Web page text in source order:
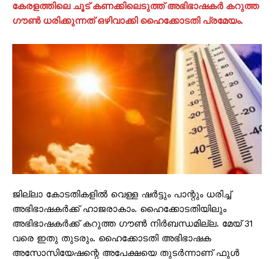
കേരളത്തിലെ ചൂട് കണക്കിലെടുത്ത് അഭിഭാഷകർ കറുത്ത
ഗൗൺ ധരിക്കുന്നത് ഒഴിവാക്കി ഹൈക്കോടതി പ്രമേയം.
ജില്ലാ കോടതികളിൽ വെള്ള ഷർട്ടും പാന്റും ധരിച്ച്
അഭിഭാഷകർക്ക് ഹാജരാകാം. ഹൈക്കോടതിയിലും
അഭിഭാഷകർക്ക് കറുത്ത ഗൗൺ നിർബന്ധമില്ല. മേയ് 31
വരെ ഇതു തുടരും. ഹൈക്കോടതി അഭിഭാഷക
അസോസിയേഷന്റെ അപേക്ഷയെ തുടർന്നാണ് ഫുൾ